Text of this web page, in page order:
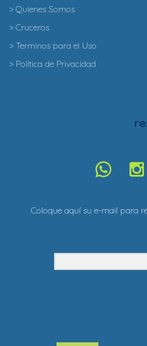
> Quienes Somos
> Cruceros
> Terminos para el Uso
> Política de Privacidad
Coloque aquí su e-mail para